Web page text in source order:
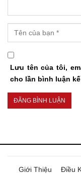
Lưu tên của tôi,
cho lần bình luận
Giới Thiệu Điều